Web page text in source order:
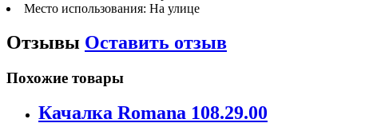
Место использования: На улице
Отзывы Оставить отзыв
Похожие товары
Качалка Romana 108.29.00